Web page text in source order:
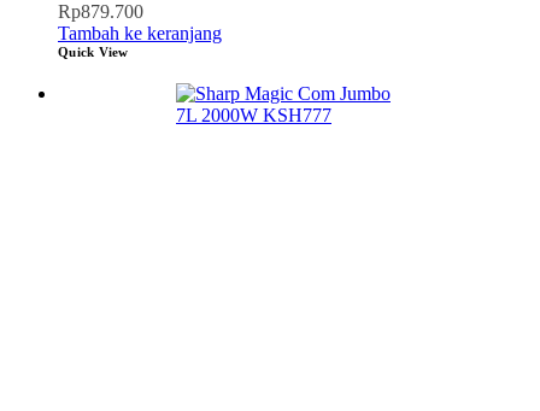
Rp879.700
Tambah ke keranjang
Quick View